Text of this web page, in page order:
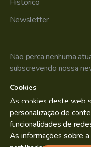
Histórico
Newsletter
Não perca nenhuma
subscrevendo nossa
Li e aceito osPolítica de
Cookies
As cookies deste web
personalização de
funcionalidades de
As informações sobre